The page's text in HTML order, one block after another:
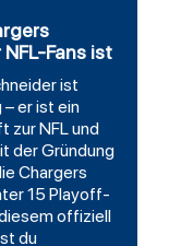
Fans ist
ist
– er ist ein
zur NFL und
der Gründung
Chargers
15 Playoff-
offiziell
du